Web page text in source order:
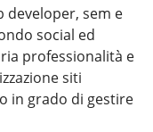
developer, sem e
social ed
professionalità e
siti
in grado di gestire